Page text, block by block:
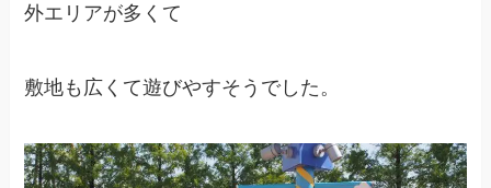
外エリアが多くて
敷地も広くて遊びやすそうでした。